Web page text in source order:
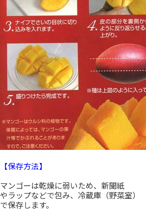
【保存方法】
マンゴーは乾燥に弱いため、新聞紙
やラップなどで包み、冷蔵庫（野菜室）
で保存します。